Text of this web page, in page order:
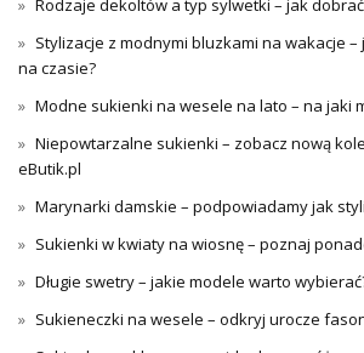
Rodzaje dekoltów a typ sylwetki – jak
Stylizacje z modnymi bluzkami na wakacje
na czasie?
Modne sukienki na wesele na lato – na jaki
Niepowtarzalne sukienki – zobacz nową
eButik.pl
Marynarki damskie – podpowiadamy jak
Sukienki w kwiaty na wiosnę – poznaj
Długie swetry – jakie modele warto
Sukieneczki na wesele – odkryj urocze